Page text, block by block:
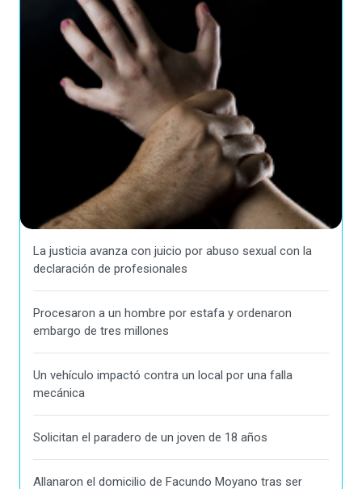
La justicia avanza con juicio por abuso sexual con la
declaración de profesionales
Procesaron a un hombre por estafa y ordenaron
embargo de tres millones
Un vehículo impactó contra un local por una falla
mecánica
Solicitan el paradero de un joven de 18 años
Allanaron el domicilio de Facundo Moyano tras ser